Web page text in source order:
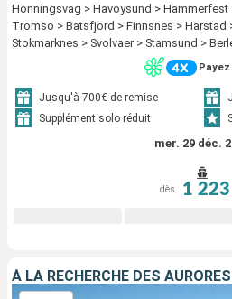
Honningsvag > Havoysund > Hammerfest
Tromso > Batsfjord > Finnsnes > Harstad
Stokmarknes > Svolvaer > Stamsund >
(passagem circulo polar) > Sandnessjoen
Alesund > Torvik > Maloy > Floro >
Kristiansund > Molde > Kjollefjord >
Bergen > Honningsvag > Havoysund >
> Tromso > Finnsnes > Harstad >
Svolvaer > Stamsund > Bodo > Ornes >
Sandnessjoen > Bronnoysund > Rorvik >
Molde > Alesund > Torvik > Maloy > Floro >
Payez
Jusqu'à 700€ de remise
Supplément solo réduit
mer. 29 déc.
dès 1
À LA RECHERCHE DES